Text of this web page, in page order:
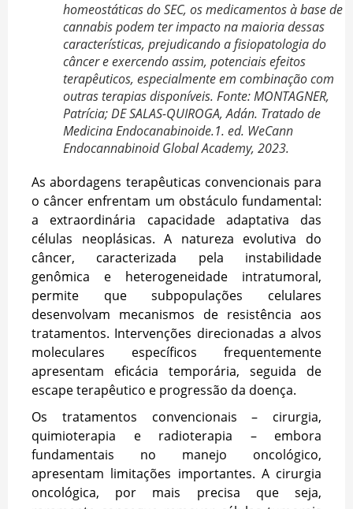
homeostáticas do SEC, os medicamentos à base de
cannabis podem ter impacto na maioria dessas
características, prejudicando a fisiopatologia do
câncer e exercendo assim, potenciais efeitos
terapêuticos, especialmente em combinação com
outras terapias disponíveis. Fonte: MONTAGNER,
Patrícia; DE SALAS-QUIROGA, Adán. Tratado de
Medicina Endocanabinoide.1. ed. WeCann
Endocannabinoid Global Academy, 2023.
As abordagens terapêuticas convencionais para
o câncer enfrentam um obstáculo fundamental:
a extraordinária capacidade adaptativa das
células neoplásicas. A natureza evolutiva do
câncer, caracterizada pela instabilidade
genômica e heterogeneidade intratumoral,
permite que subpopulações celulares
desenvolvam mecanismos de resistência aos
tratamentos. Intervenções direcionadas a alvos
moleculares específicos frequentemente
apresentam eficácia temporária, seguida de
escape terapêutico e progressão da doença.
Os tratamentos convencionais – cirurgia,
quimioterapia e radioterapia – embora
fundamentais no manejo oncológico,
apresentam limitações importantes. A cirurgia
oncológica, por mais precisa que seja,